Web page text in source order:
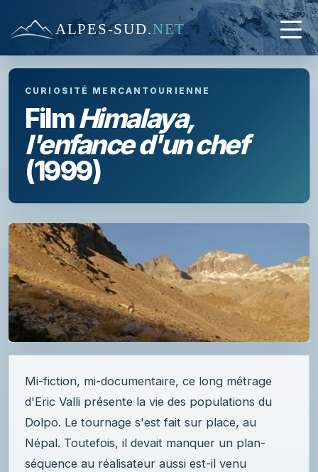
ALPES-SUD.NET
CURIOSITÉ MERCANTOURIENNE
FilmHimalaya,
l'enfance d'un chef
(1999)
Mi-fiction, mi-documentaire, ce long métrage
d'Eric Valli présente la vie des populations du
Dolpo. Le tournage s'est fait sur place, au
Népal. Toutefois, il devait manquer un plan-
séquence au réalisateur aussi est-il venu